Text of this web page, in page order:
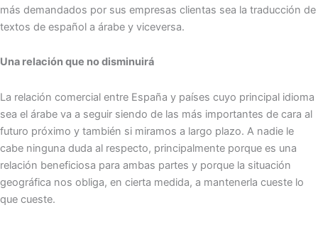
más demandados por sus empresas clientas sea la traducción de
textos de español a árabe y viceversa.
Una relación que no disminuirá
La relación comercial entre España y países cuyo principal idioma
sea el árabe va a seguir siendo de las más importantes de cara al
futuro próximo y también si miramos a largo plazo. A nadie le
cabe ninguna duda al respecto, principalmente porque es una
relación beneficiosa para ambas partes y porque la situación
geográfica nos obliga, en cierta medida, a mantenerla cueste lo
que cueste.